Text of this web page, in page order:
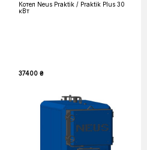
Котел Neus Praktik / Praktik Plus 30
кВт
37400 ₴